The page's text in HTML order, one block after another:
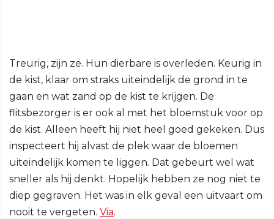
Treurig, zijn ze. Hun dierbare is overleden. Keurig in
de kist, klaar om straks uiteindelijk de grond in te
gaan en wat zand op de kist te krijgen. De
flitsbezorger is er ook al met het bloemstuk voor op
de kist. Alleen heeft hij niet heel goed gekeken. Dus
inspecteert hij alvast de plek waar de bloemen
uiteindelijk komen te liggen. Dat gebeurt wel wat
sneller als hij denkt. Hopelijk hebben ze nog niet te
diep gegraven. Het was in elk geval een uitvaart om
nooit te vergeten. Via.